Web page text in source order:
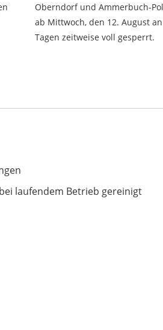
Oberndorf und Ammerbuch-
ab Mittwoch, den 12. August
Tagen zeitweise voll gesperrt.
Betrieb gereinigt
laufendem Betrieb gereinigt